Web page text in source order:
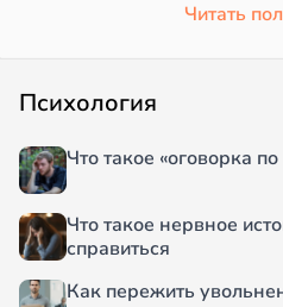
Читать
Психология
Что такое «оговорка
Что такое нервное
справиться
Как пережить